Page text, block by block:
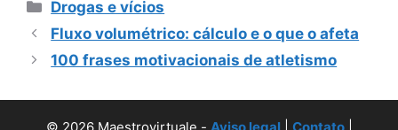
Categorias
Drogas e vícios
Fluxo volumétrico: cálculo e o que o afeta
100 frases motivacionais de atletismo